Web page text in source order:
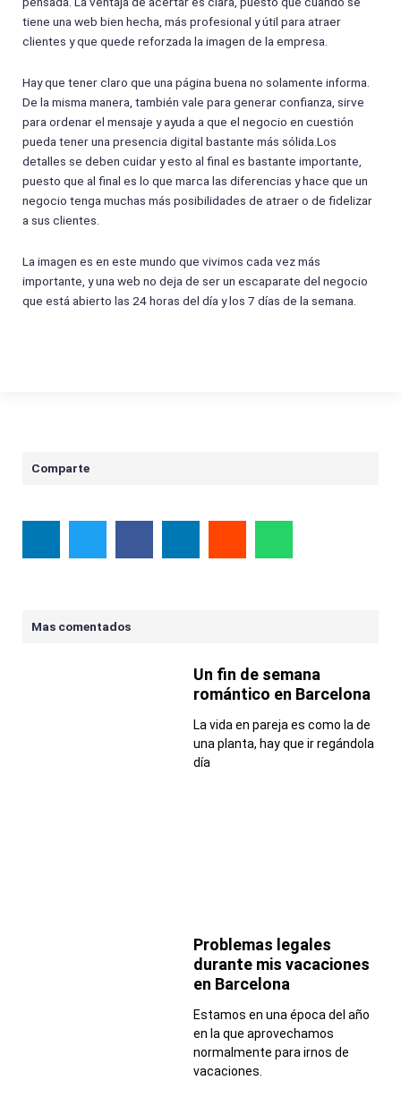
tiene una web bien hecha, más profesional y útil para atraer
clientes y que quede reforzada la imagen de la empresa.
Hay que tener claro que una página buena no solamente informa.
De la misma manera, también vale para generar confianza, sirve
para ordenar el mensaje y ayuda a que el negocio en cuestión
pueda tener una presencia digital bastante más sólida.Los
detalles se deben cuidar y esto al final es bastante importante,
puesto que al final es lo que marca las diferencias y hace que un
negocio tenga muchas más posibilidades de atraer o de fidelizar
a sus clientes.
La imagen es en este mundo que vivimos cada vez más
importante, y una web no deja de ser un escaparate del negocio
que está abierto las 24 horas del día y los 7 días de la semana.
Comparte
Mas comentados
Un fin de semana
romántico en Barcelona
La vida en pareja es como la de
una planta, hay que ir regándola
día
Problemas legales
durante mis vacaciones
en Barcelona
Estamos en una época del año
en la que aprovechamos
normalmente para irnos de
vacaciones.